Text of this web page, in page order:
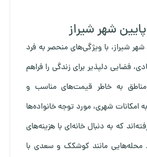
شهر شیراز
شیراز، با ویژگی‌های منحصر به فرد
فضایی دلپذیر برای زندگی را فراهم
مناطق به خاطر قیمت‌های مناسب و
امکانات شهری، مورد توجه خانواده‌ها
که به دنبال خانه‌ای با هزینه‌های
مانند کوشکک و سعدی با